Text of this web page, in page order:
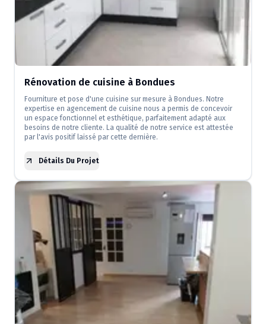
Rénovation de cuisine à Bondues
Fourniture et pose d'une cuisine sur mesure à Bondues. Notre
expertise en agencement de cuisine nous a permis de concevoir
un espace fonctionnel et esthétique, parfaitement adapté aux
besoins de notre cliente. La qualité de notre service est attestée
par l'avis positif laissé par cette dernière.
Détails Du Projet